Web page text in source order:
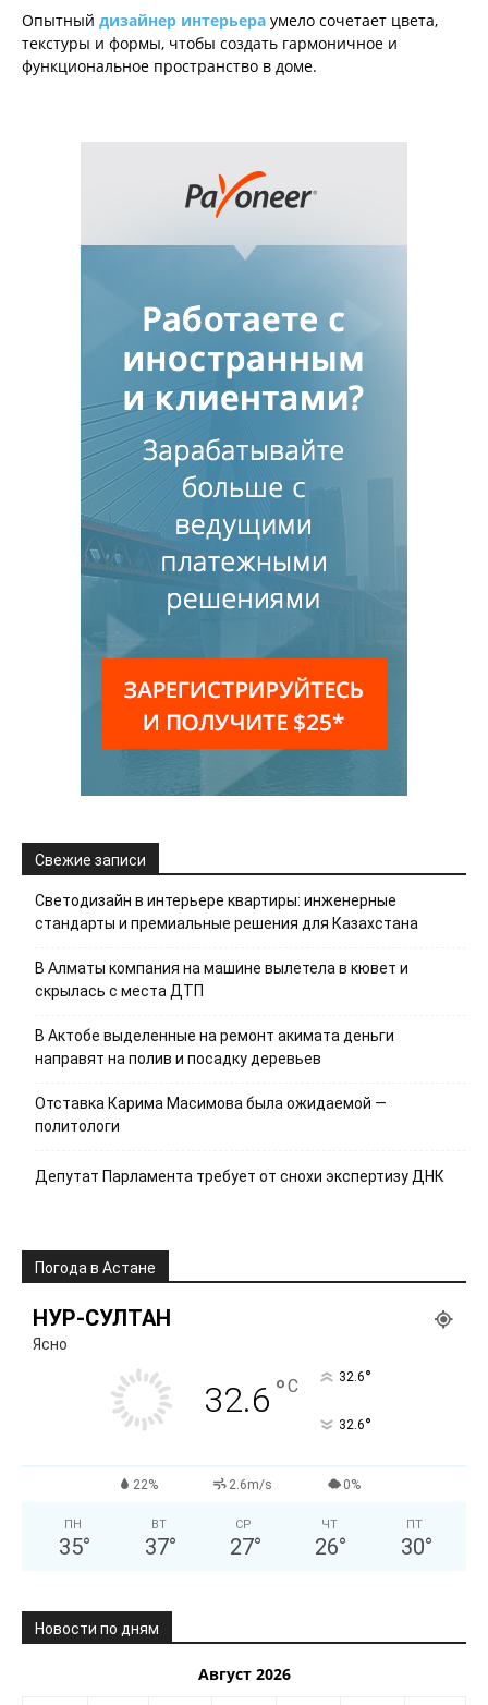
Опытный дизайнер интерьера умело сочетает цвета,
текстуры и формы, чтобы создать гармоничное и
функциональное пространство в доме.
Свежие записи
Светодизайн в интерьере квартиры: инженерные
стандарты и премиальные решения для Казахстана
В Алматы компания на машине вылетела в кювет и
скрылась с места ДТП
В Актобе выделенные на ремонт акимата деньги
направят на полив и посадку деревьев
Отставка Карима Масимова была ожидаемой —
политологи
Депутат Парламента требует от снохи экспертизу ДНК
Погода в Астане
НУР-СУЛТАН
Ясно
32.6 °C 32.6°
32.6°
22% 2.6m/s 0%
ПН
35°
ВТ
37°
СР
27°
ЧТ
26°
ПТ
30°
Новости по дням
Август 2026